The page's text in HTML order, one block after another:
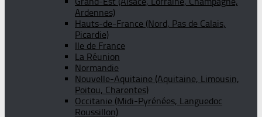
Ardennes)
Hauts-de-France (Nord, Pas de Calais,
Picardie)
Ile de France
La Réunion
Normandie
Nouvelle-Aquitaine (Aquitaine, Limousin,
Poitou, Charentes)
Occitanie (Midi-Pyrénées, Languedoc
Roussillon)